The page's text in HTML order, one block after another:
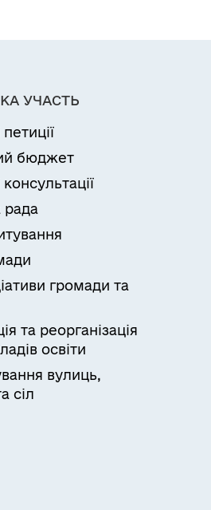
УЧАСТЬ
бюджет
рада
громади та
та реорганізація
освіти
вулиць,
сіл